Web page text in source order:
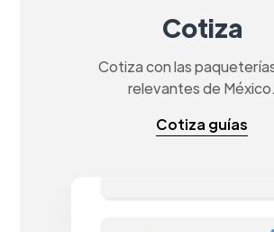
Cotiza
Cotiza con las
relevantes de México.
Cotiza guías